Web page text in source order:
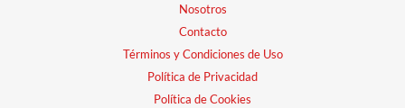
Nosotros
Contacto
Términos y Condiciones de Uso
Política de Privacidad
Política de Cookies